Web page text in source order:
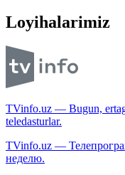
Loyihalarimiz
TVinfo.uz — Bugun,
teledasturlar.
TVinfo.uz —
неделю.